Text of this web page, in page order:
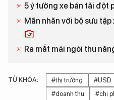
5 ý tưởng xe bán tải đột
Mãn nhãn với bộ sưu
Ra mắt mái ngói thu
TỪ KHÓA: #thị trường #USD
#doanh thu
#chi